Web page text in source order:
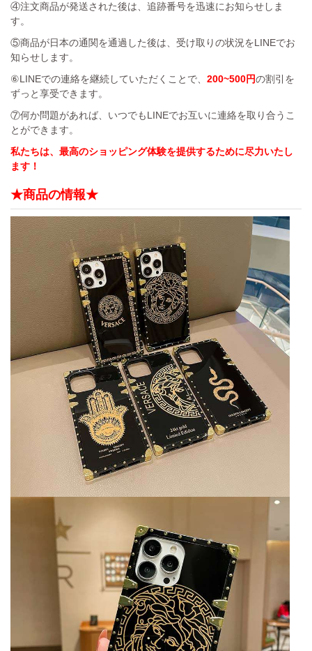
④注文商品が発送された後は、追跡番号を迅速にお知らせしま
す。
⑤商品が日本の通関を通過した後は、受け取りの状況をLINEでお
知らせします。
⑥LINEでの連絡を継続していただくことで、 200~500円の割引を
ずっと享受できます。
⑦何か問題があれば、いつでもLINEでお互いに連絡を取り合うこ
とができます。
私たちは、最高のショッピング体験を提供するために尽力いたし
ます！
★商品の情報★